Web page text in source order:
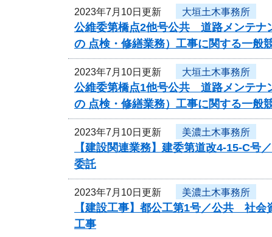
2023年7月10日更新 大垣土木事務所
公維委第橋点2他号公共 道路メンテナ
の 点検・修繕業務）工事に関する一般
2023年7月10日更新 大垣土木事務所
公維委第橋点1他号公共 道路メンテナ
の 点検・修繕業務）工事に関する一般
2023年7月10日更新 美濃土木事務所
【建設関連業務】建委第道改4-15-C
委託
2023年7月10日更新 美濃土木事務所
【建設工事】都公工第1号／公共 社
工事